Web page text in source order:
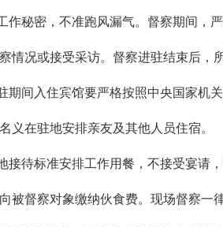
秘密，不准跑风漏气。督察期间，
情况或接受采访。督察进驻结束后，
间入住宾馆要严格按照中央国家机
义在驻地安排亲友及其他人员住宿。
待标准安排工作用餐，不接受宴请
被督察对象缴纳伙食费。现场督察一